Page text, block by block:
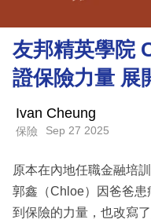
理
財
商
科
職
場
友邦精英學院
證保險力量 展
Ivan Cheung
保險 Sep 27 2025
原本在內地任職金融培
郭鑫（Chloe）因爸爸
到保險的力量，也改寫